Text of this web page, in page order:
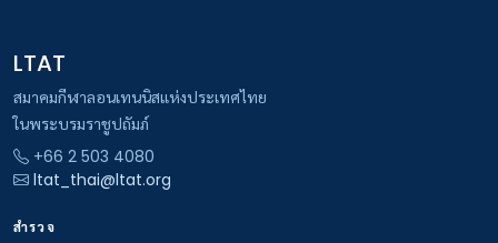
LTAT
สมาคมกีฬาลอนเทนนิสแห่งประเทศไทย
ในพระบรมราชูปถัมภ์
+66 2 503 4080
ltat_thai@ltat.org
สำรวจ